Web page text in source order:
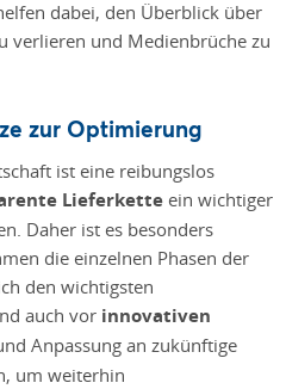
dabei, den Überblick über
verlieren und Medienbrüche zu
zur Optimierung
ist eine reibungslos
Lieferkette ein wichtiger
Daher ist es besonders
die einzelnen Phasen der
den wichtigsten
auch vor innovativen
Anpassung an zukünftige
um weiterhin